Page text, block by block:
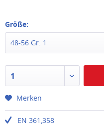
Größe:
48-56 Gr. 1
1
Merken
EN 361,358